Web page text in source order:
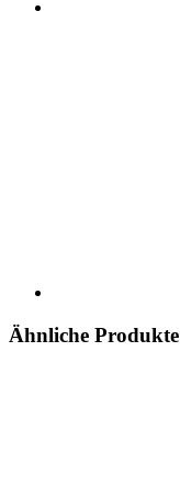
Ähnliche Produkte